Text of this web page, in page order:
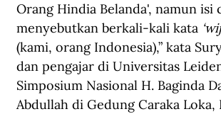
Orang Hindia Belanda', namun isi
menyebutkan berkali-kali kata
(kami, orang Indonesia),” kata
dan pengajar di Universitas
Simposium Nasional H. Baginda
Abdullah di Gedung Caraka